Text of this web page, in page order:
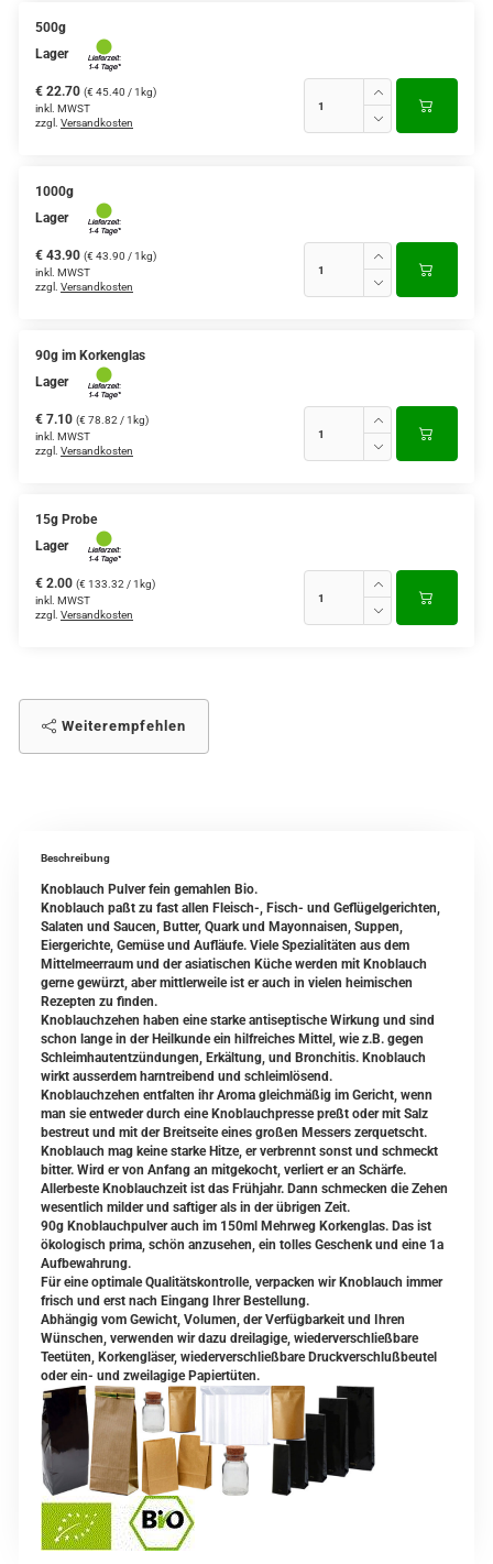
500g
Lager
€ 22.70 (€ 45.40 / 1kg)
inkl. MWST
zzgl. Versandkosten
1000g
Lager
€ 43.90 (€ 43.90 / 1kg)
inkl. MWST
zzgl. Versandkosten
90g im Korkenglas
Lager
€ 7.10 (€ 78.82 / 1kg)
inkl. MWST
zzgl. Versandkosten
15g Probe
Lager
€ 2.00 (€ 133.32 / 1kg)
inkl. MWST
zzgl. Versandkosten
Weiterempfehlen
Beschreibung
Knoblauch Pulver fein gemahlen Bio.
Knoblauch paßt zu fast allen Fleisch-, Fisch- und Geflügelgerichten,
Salaten und Saucen, Butter, Quark und Mayonnaisen, Suppen,
Eiergerichte, Gemüse und Aufläufe. Viele Spezialitäten aus dem
Mittelmeerraum und der asiatischen Küche werden mit Knoblauch
gerne gewürzt, aber mittlerweile ist er auch in vielen heimischen
Rezepten zu finden.
Knoblauchzehen haben eine starke antiseptische Wirkung und sind
schon lange in der Heilkunde ein hilfreiches Mittel, wie z.B. gegen
Schleimhautentzündungen, Erkältung, und Bronchitis. Knoblauch
wirkt ausserdem harntreibend und schleimlösend.
Knoblauchzehen entfalten ihr Aroma gleichmäßig im Gericht, wenn
man sie entweder durch eine Knoblauchpresse preßt oder mit Salz
bestreut und mit der Breitseite eines großen Messers zerquetscht.
Knoblauch mag keine starke Hitze, er verbrennt sonst und schmeckt
bitter. Wird er von Anfang an mitgekocht, verliert er an Schärfe.
Allerbeste Knoblauchzeit ist das Frühjahr. Dann schmecken die Zehen
wesentlich milder und saftiger als in der übrigen Zeit.
90g Knoblauchpulver auch im 150ml Mehrweg Korkenglas. Das ist
ökologisch prima, schön anzusehen, ein tolles Geschenk und eine 1a
Aufbewahrung.
Für eine optimale Qualitätskontrolle, verpacken wir Knoblauch immer
frisch und erst nach Eingang Ihrer Bestellung.
Abhängig vom Gewicht, Volumen, der Verfügbarkeit und Ihren
Wünschen, verwenden wir dazu dreilagige, wiederverschließbare
Teetüten, Korkengläser, wiederverschließbare Druckverschlußbeutel
oder ein- und zweilagige Papiertüten.